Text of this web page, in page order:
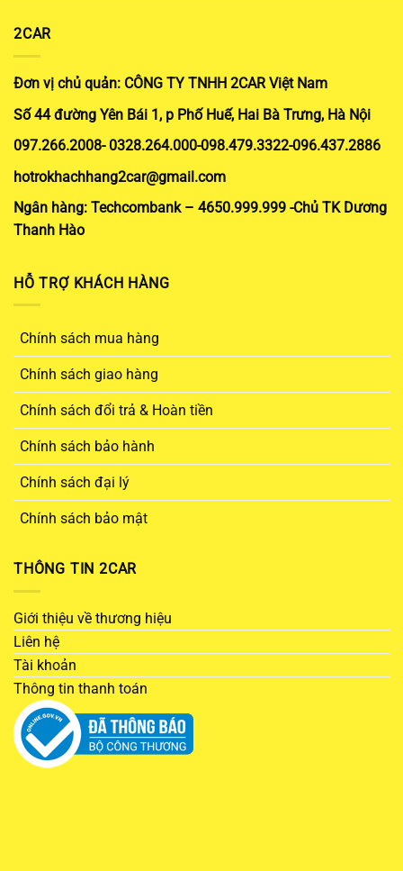
2CAR
Đơn vị chủ quản: CÔNG TY TNHH 2CAR Việt Nam
Số 44 đường Yên Bái 1, p Phố Huế, Hai Bà Trưng, Hà Nội
097.266.2008- 0328.264.000-098.479.3322-096.437.2886
hotrokhachhang2car@gmail.com
Ngân hàng: Techcombank – 4650.999.999 -Chủ TK Dương
Thanh Hào
HỖ TRỢ KHÁCH HÀNG
Chính sách mua hàng
Chính sách giao hàng
Chính sách đổi trả & Hoàn tiền
Chính sách bảo hành
Chính sách đại lý
Chính sách bảo mật
THÔNG TIN 2CAR
Giới thiệu về thương hiệu
Liên hệ
Tài khoản
Thông tin thanh toán